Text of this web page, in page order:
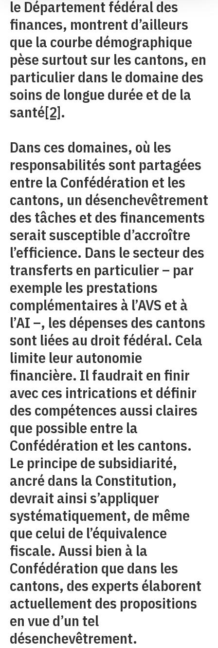
le Département fédéral des
finances, montrent d’ailleurs
que la courbe démographique
pèse surtout sur les cantons, en
particulier dans le domaine des
soins de longue durée et de la
santé[2].
Dans ces domaines, où les
responsabilités sont partagées
entre la Confédération et les
cantons, un désenchevêtrement
des tâches et des financements
serait susceptible d’accroître
l’efficience. Dans le secteur des
transferts en particulier – par
exemple les prestations
complémentaires à l’AVS et à
l’AI –, les dépenses des cantons
sont liées au droit fédéral. Cela
limite leur autonomie
financière. Il faudrait en finir
avec ces intrications et définir
des compétences aussi claires
que possible entre la
Confédération et les cantons.
Le principe de subsidiarité,
ancré dans la Constitution,
devrait ainsi s’appliquer
systématiquement, de même
que celui de l’équivalence
fiscale. Aussi bien à la
Confédération que dans les
cantons, des experts élaborent
actuellement des propositions
en vue d’un tel
désenchevêtrement.